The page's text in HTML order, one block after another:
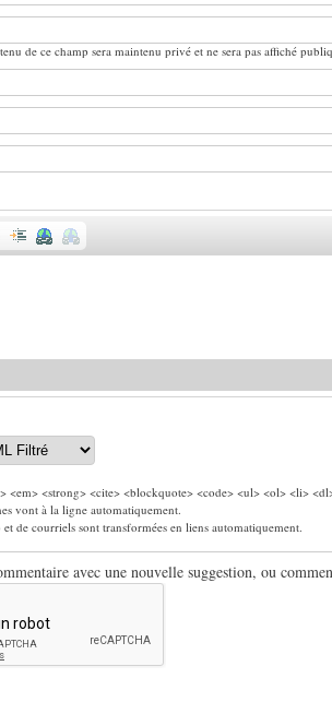
de ce champ sera maintenu privé et ne sera pas affiché
<em> <strong> <cite> <blockquote> <code> <ul> <ol> <li>
vont à la ligne automatiquement.
et de courriels sont transformées en liens automatiquement.
avec une nouvelle suggestion, ou